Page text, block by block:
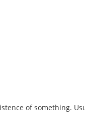
of something.